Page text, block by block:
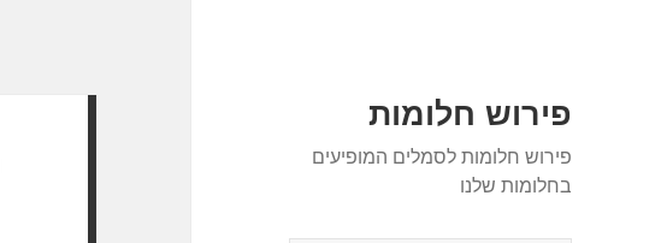
פירוש חלומות
פירוש חלומות לסמלים המופיעים
בחלומות שלנו